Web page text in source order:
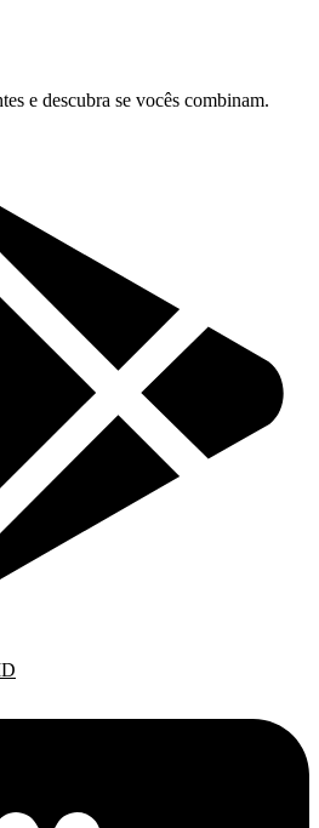
e descubra se vocês combinam.